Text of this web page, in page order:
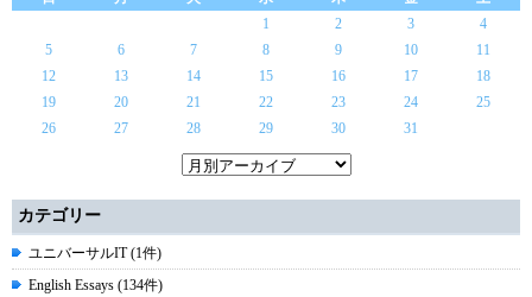
1
2 3
4
5
6 7 8 9 10
11
12
13 14 15 16 17
18
19
20 21 22 23 24
25
26
27 28 29 30 31
カテゴリー
ユニバーサルIT (1件)
English Essays (134件)